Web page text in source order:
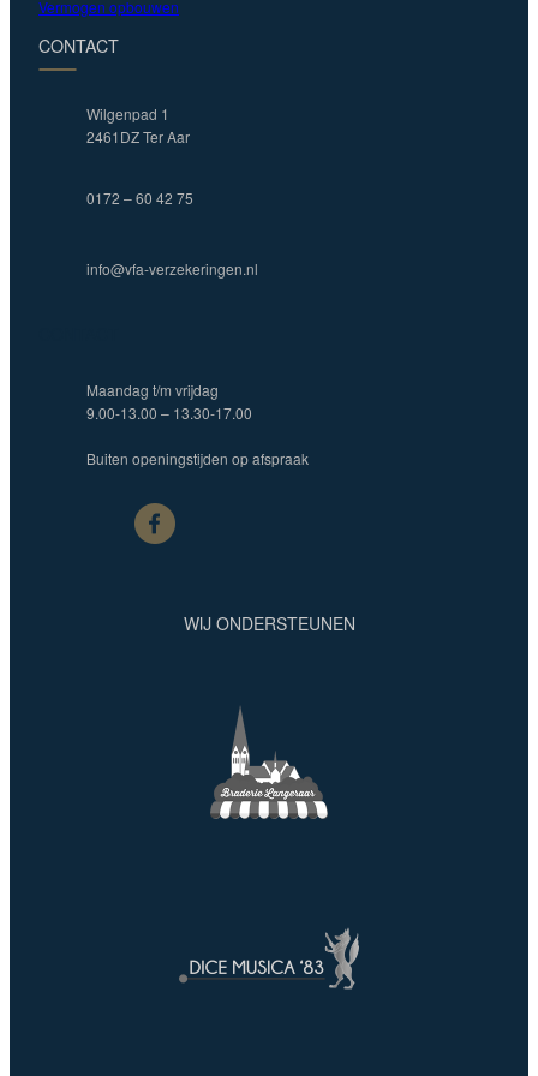
Vermogen opbouwen
CONTACT
Wilgenpad 1
2461DZ Ter Aar
0172 – 60 42 75
info@vfa-verzekeringen.nl
Maandag t/m vrijdag
9.00-13.00 – 13.30-17.00
Buiten openingstijden op afspraak
WIJ ONDERSTEUNEN